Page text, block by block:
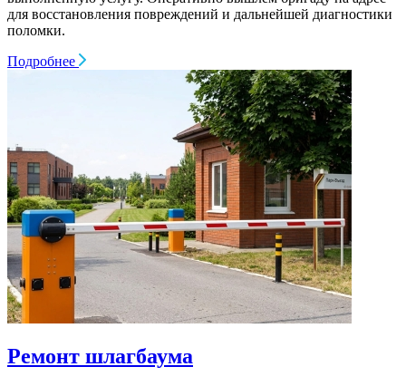
для восстановления повреждений и дальнейшей диагностики
поломки.
Подробнее
Ремонт шлагбаума